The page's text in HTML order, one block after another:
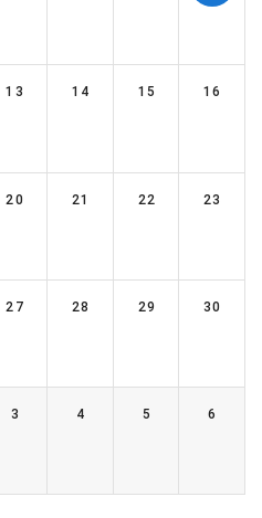
13 14 15 16
20 21 22 23
27 28 29 30
3 4 5 6